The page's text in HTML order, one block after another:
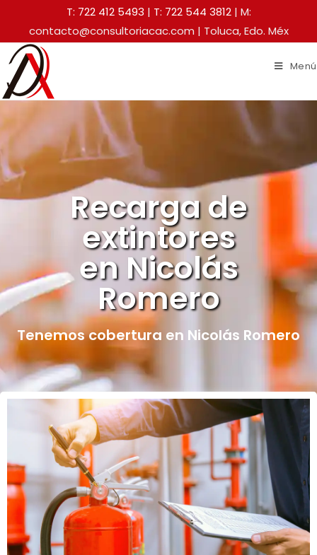
T: 722 412 5493 | T: 722 544 3812| M:
contacto@consultoriacac.com | Toluca, Edo. Méx
Menú
Recarga de
extintores
en Nicolás
Romero
Tenemos cobertura en Nicolás Romero